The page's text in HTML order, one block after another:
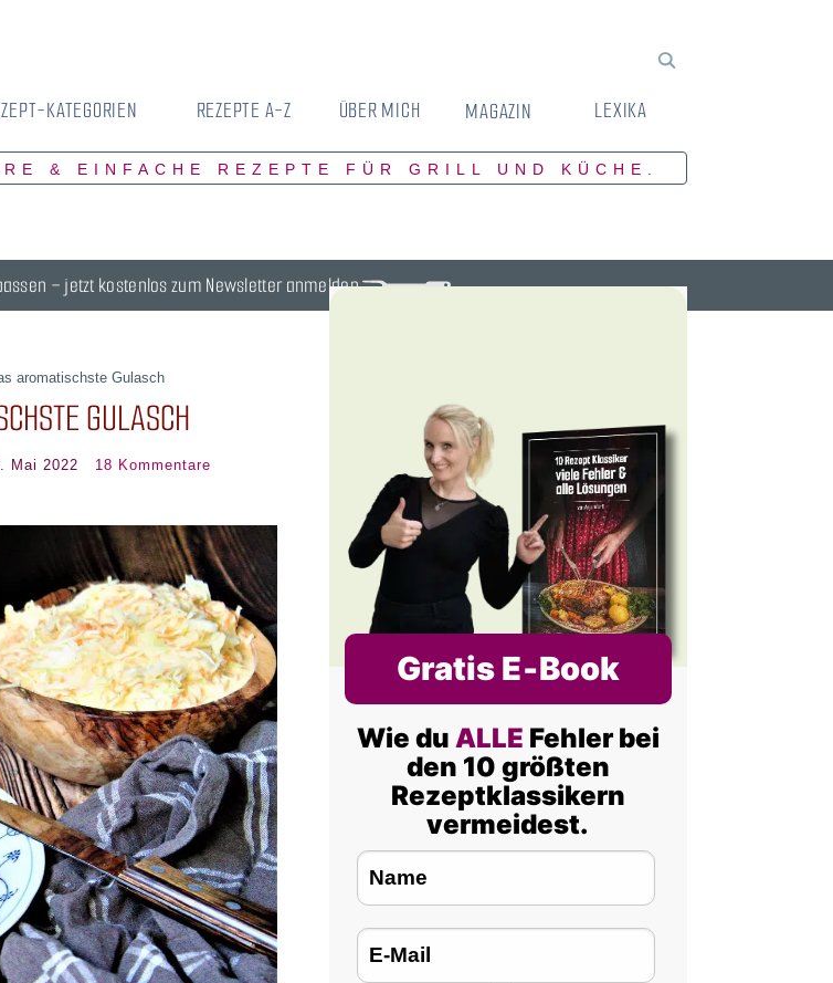
KATEGORIEN REZEPTE A-Z ÜBER MICH MAGAZIN LEXIKA
& EINFACHE REZEPTE FÜR GRILL UND KÜCHE.
– jetzt kostenlos zum Newsletter anmelden.
aromatischste Gulasch
GULASCH
Mai 2022 18 Kommentare
Gratis E‑Book
Wie du ALLE Fehler bei
den 10 größten
Rezeptklassikern
vermeidest.